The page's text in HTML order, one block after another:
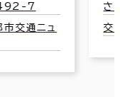
492-7
交通ニュ
さ
交